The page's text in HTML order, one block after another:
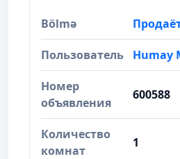
Bölmə
Пользователь Humay
Номер
объявления
600588
Количество
комнат
1